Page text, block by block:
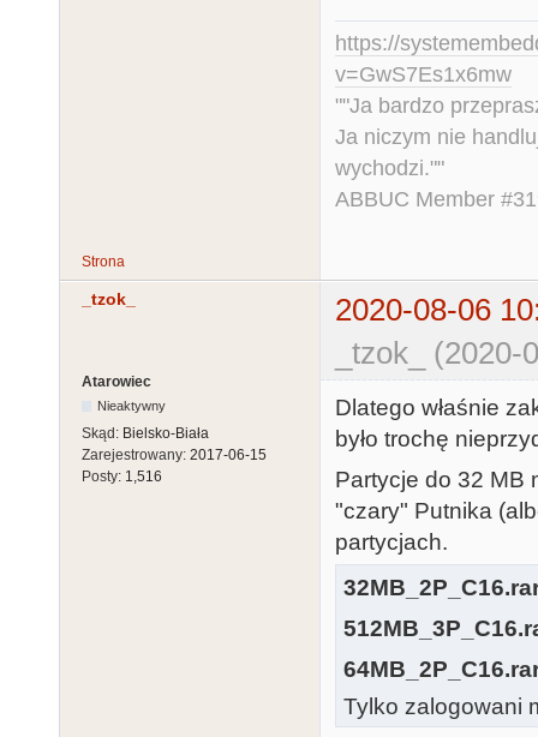
https://
v=GwS7Es1x6mw
""Ja bardzo
Ja niczym nie
wychodzi.""
ABBUC Member
Strona
_tzok_
2020-08-06
_tzok_
Atarowiec
Nieaktywny
Skąd: Bielsko-Biała
Zarejestrowany: 2017-06-15
Posty: 1,516
Dlatego właśnie
było trochę
Partycje do 32 MB
"czary" Putnika
partycjach.
Tylko zalogowani